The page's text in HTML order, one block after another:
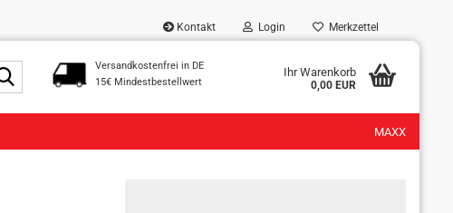
Kontakt Login Merkzettel
Suche...
Versandkostenfrei in DE
15€ Mindestbestellwert
Ihr Warenkorb
0,00 EUR
MAXX